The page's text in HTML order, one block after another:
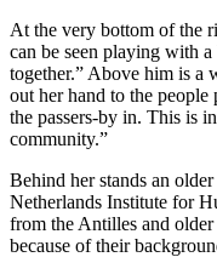
At the very bottom of the
can be seen playing with
together.” Above him is a
out her hand to the
the passers-by in. This is
community.”
Behind her stands an
Netherlands Institute for
from the Antilles and
because of their